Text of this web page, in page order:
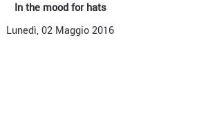
In the mood for hats
Lunedì, 02 Maggio 2016